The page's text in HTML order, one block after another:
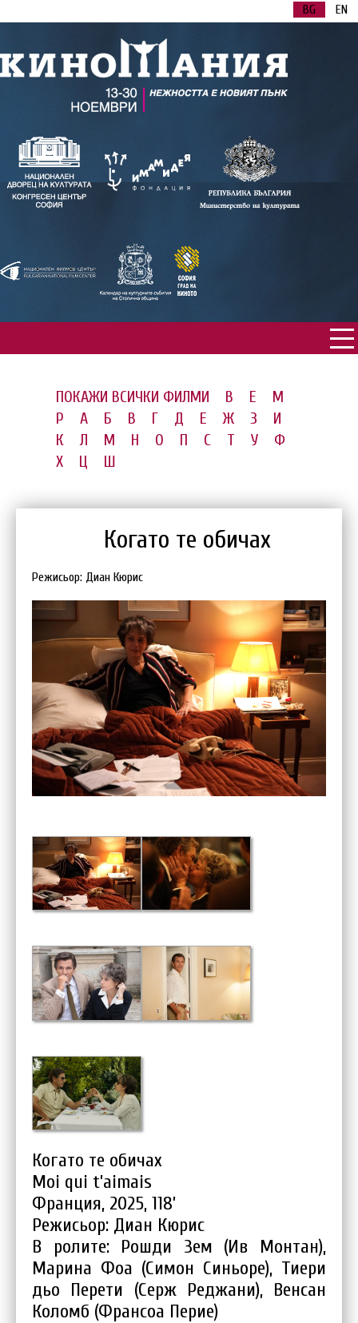
BG EN
ПОКАЖИ ВСИЧКИ ФИЛМИ B E
M
P
А Б В Г Д Е Ж З
И
К
Л М Н О П С Т У
Ф
Х
Ц Ш
Когато те обичах
Режисьор: Диан Кюрис
Когато те обичах
Moi qui t’aimais
Франция, 2025, 118’
Режисьор: Диан Кюрис
В ролите: Рошди Зем (Ив Монтан),
Марина Фоа (Симон Синьоре), Тиери
дьо Перети (Серж Реджани), Венсан
Коломб (Франсоа Перие)